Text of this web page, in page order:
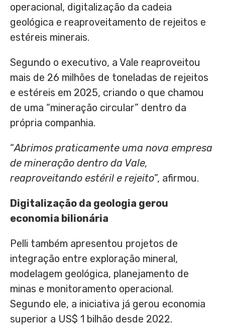
operacional, digitalização da cadeia
geológica e reaproveitamento de rejeitos e
estéreis minerais.
Segundo o executivo, a Vale reaproveitou
mais de 26 milhões de toneladas de rejeitos
e estéreis em 2025, criando o que chamou
de uma “mineração circular” dentro da
própria companhia.
“Abrimos praticamente uma nova empresa
de mineração dentro da Vale,
reaproveitando estéril e rejeito”, afirmou.
Digitalização da geologia gerou
economia bilionária
Pelli também apresentou projetos de
integração entre exploração mineral,
modelagem geológica, planejamento de
minas e monitoramento operacional.
Segundo ele, a iniciativa já gerou economia
superior a US$ 1 bilhão desde 2022.